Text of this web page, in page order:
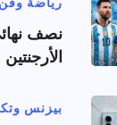
بيزنس